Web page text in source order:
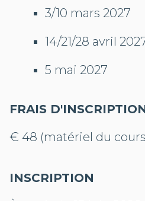
3/10 mars 2027
14/21/28 avril
5 mai 2027
FRAIS
€ 48 (matériel du
INSCRIPTION